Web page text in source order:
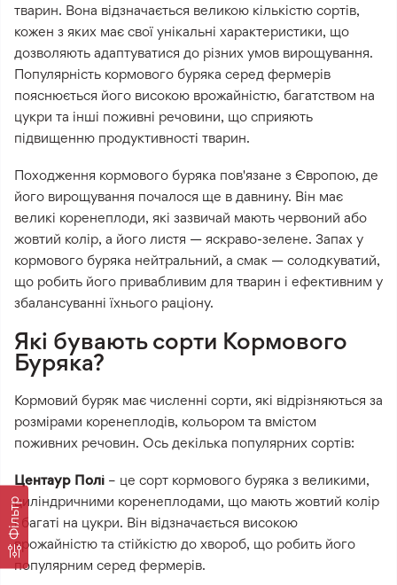
Фільтр
тварин. Вона відзначається великою кількістю сортів,
кожен з яких має свої унікальні характеристики, що
дозволяють адаптуватися до різних умов вирощування.
Популярність кормового буряка серед фермерів
пояснюється його високою врожайністю, багатством на
цукри та інші поживні речовини, що сприяють
підвищенню продуктивності тварин.
Походження кормового буряка пов'язане з Європою, де
його вирощування почалося ще в давнину. Він має
великі коренеплоди, які зазвичай мають червоний або
жовтий колір, а його листя — яскраво-зелене. Запах у
кормового буряка нейтральний, а смак — солодкуватий,
що робить його привабливим для тварин і ефективним у
збалансуванні їхнього раціону.
Які бувають сорти Кормового
Буряка?
Кормовий буряк має численні сорти, які відрізняються за
розмірами коренеплодів, кольором та вмістом
поживних речовин. Ось декілька популярних сортів:
Центаур Полі – це сорт кормового буряка з великими,
циліндричними коренеплодами, що мають жовтий колір
і багаті на цукри. Він відзначається високою
врожайністю та стійкістю до хвороб, що робить його
популярним серед фермерів.